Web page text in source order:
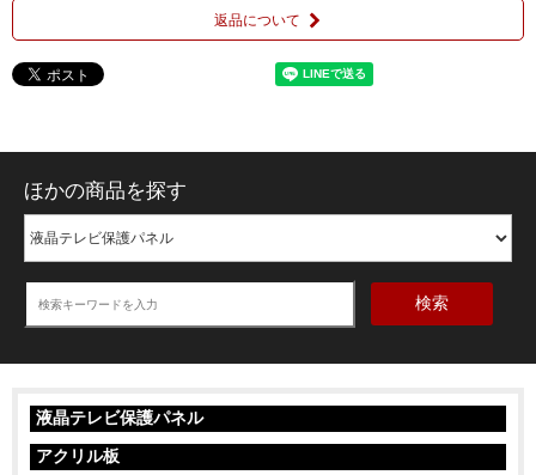
返品について
ほかの商品を探す
検索
液晶テレビ保護パネル
アクリル板